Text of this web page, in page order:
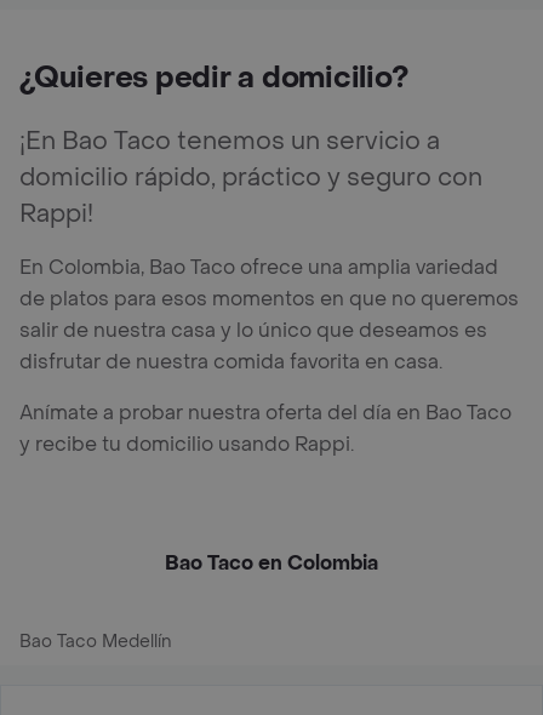
¿Quieres pedir a domicilio?
¡En Bao Taco tenemos un servicio a
domicilio rápido, práctico y seguro con
Rappi!
En Colombia, Bao Taco ofrece una amplia variedad
de platos para esos momentos en que no queremos
salir de nuestra casa y lo único que deseamos es
disfrutar de nuestra comida favorita en casa.
Anímate a probar nuestra oferta del día en Bao Taco
y recibe tu domicilio usando Rappi.
Bao Taco en Colombia
Bao Taco Medellín